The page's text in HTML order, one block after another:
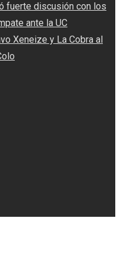
fuerte discusión con los
ante la UC
Xeneize y La Cobra al